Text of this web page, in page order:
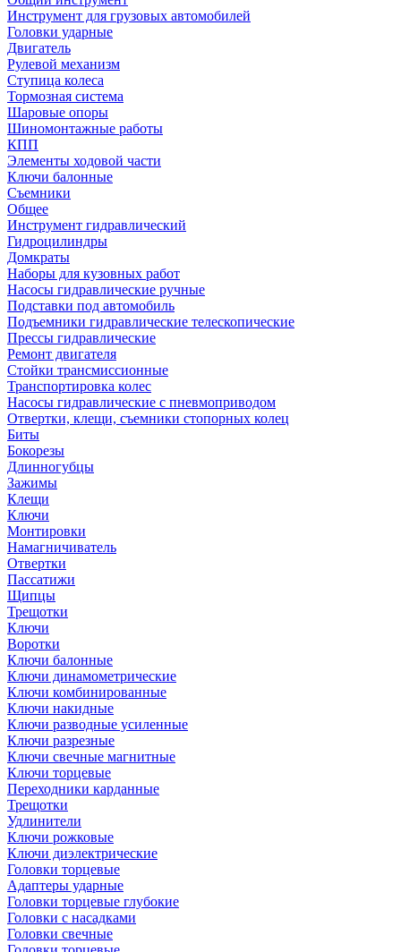
Инструмент для грузовых автомобилей
Головки ударные
Двигатель
Рулевой механизм
Ступица колеса
Тормозная система
Шаровые опоры
Шиномонтажные работы
КПП
Элементы ходовой части
Ключи балонные
Съемники
Общее
Инструмент гидравлический
Гидроцилиндры
Домкраты
Наборы для кузовных работ
Насосы гидравлические ручные
Подставки под автомобиль
Подъемники гидравлические телескопические
Прессы гидравлические
Ремонт двигателя
Стойки трансмиссионные
Транспортировка колес
Насосы гидравлические с пневмоприводом
Отвертки, клещи, съемники стопорных колец
Биты
Бокорезы
Длинногубцы
Зажимы
Клещи
Ключи
Монтировки
Намагничиватель
Отвертки
Пассатижи
Щипцы
Трещотки
Ключи
Воротки
Ключи балонные
Ключи динамометрические
Ключи комбинированные
Ключи накидные
Ключи разводные усиленные
Ключи разрезные
Ключи свечные магнитные
Ключи торцевые
Переходники карданные
Трещотки
Удлинители
Ключи рожковые
Ключи диэлектрические
Головки торцевые
Адаптеры ударные
Головки торцевые глубокие
Головки с насадками
Головки свечные